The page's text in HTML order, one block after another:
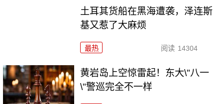
土耳其货船在黑海遭袭，泽连斯
基又惹了大麻烦
最热 阅读 14304
黄岩岛上空惊雷起！东大\"八一
\"警巡完全不一样